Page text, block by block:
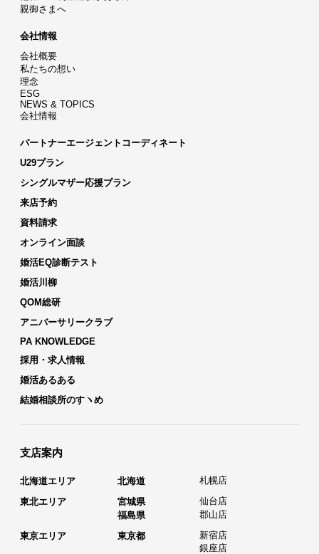
親御さまへ
会社情報
会社概要
私たちの想い
理念
ESG
NEWS & TOPICS
会社情報
パートナーエージェントコーディネート
U29プラン
シングルマザー応援プラン
来店予約
資料請求
オンライン面談
婚活EQ診断テスト
婚活川柳
QOM総研
アニバーサリークラブ
PA KNOWLEDGE
採用・求人情報
婚活あるある
結婚相談所のすヽめ
支店案内
北海道エリア 北海道
札幌店
東北エリア
宮城県
仙台店
福島県
郡山店
東京エリア
東京都
新宿店
銀座店